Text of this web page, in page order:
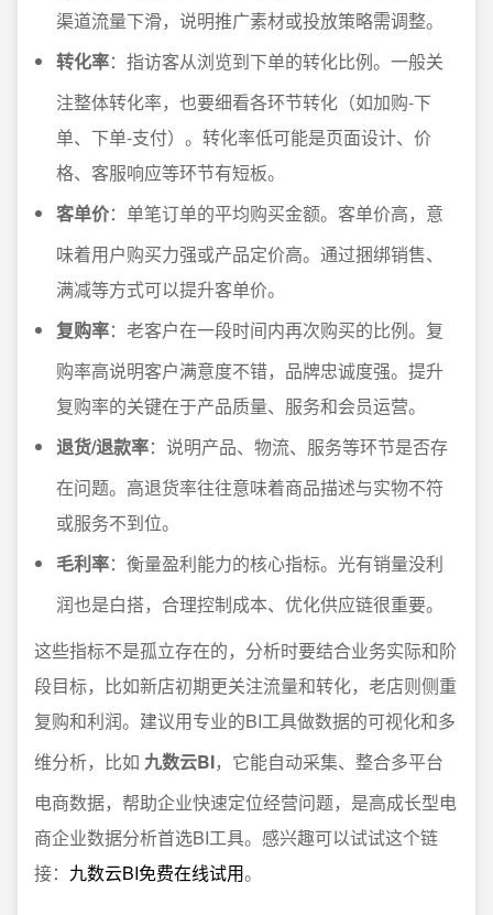
渠道流量下滑，说明推广素材或投放策略需调整。
转化率：指访客从浏览到下单的转化比例。一般关
注整体转化率，也要细看各环节转化（如加购-下
单、下单-支付）。转化率低可能是页面设计、价
格、客服响应等环节有短板。
客单价：单笔订单的平均购买金额。客单价高，意
味着用户购买力强或产品定价高。通过捆绑销售、
满减等方式可以提升客单价。
复购率：老客户在一段时间内再次购买的比例。复
购率高说明客户满意度不错，品牌忠诚度强。提升
复购率的关键在于产品质量、服务和会员运营。
退货/退款率：说明产品、物流、服务等环节是否存
在问题。高退货率往往意味着商品描述与实物不符
或服务不到位。
毛利率：衡量盈利能力的核心指标。光有销量没利
润也是白搭，合理控制成本、优化供应链很重要。
这些指标不是孤立存在的，分析时要结合业务实际和阶
段目标，比如新店初期更关注流量和转化，老店则侧重
复购和利润。建议用专业的BI工具做数据的可视化和多
维分析，比如 九数云BI，它能自动采集、整合多平台
电商数据，帮助企业快速定位经营问题，是高成长型电
商企业数据分析首选BI工具。感兴趣可以试试这个链
接： 九数云BI免费在线试用。